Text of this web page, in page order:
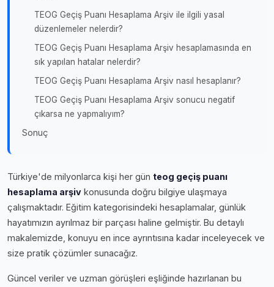
TEOG Geçiş Puanı Hesaplama Arşiv ile ilgili yasal
düzenlemeler nelerdir?
TEOG Geçiş Puanı Hesaplama Arşiv hesaplamasında en
sık yapılan hatalar nelerdir?
TEOG Geçiş Puanı Hesaplama Arşiv nasıl hesaplanır?
TEOG Geçiş Puanı Hesaplama Arşiv sonucu negatif
çıkarsa ne yapmalıyım?
Sonuç
Türkiye'de milyonlarca kişi her gün teog geçiş puanı
hesaplama arşiv konusunda doğru bilgiye ulaşmaya
çalışmaktadır. Eğitim kategorisindeki hesaplamalar, günlük
hayatımızın ayrılmaz bir parçası haline gelmiştir. Bu detaylı
makalemizde, konuyu en ince ayrıntısına kadar inceleyecek ve
size pratik çözümler sunacağız.
Güncel veriler ve uzman görüşleri eşliğinde hazırlanan bu